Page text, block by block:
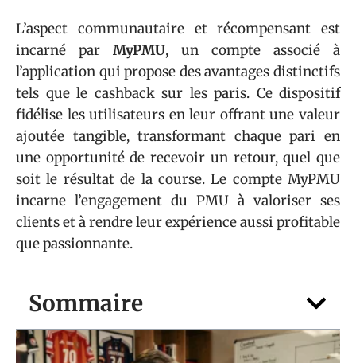
Sommaire
L’aspect communautaire et récompensant est
incarné par MyPMU, un compte associé à
l’application qui propose des avantages distinctifs
tels que le cashback sur les paris. Ce dispositif
fidélise les utilisateurs en leur offrant une valeur
ajoutée tangible, transformant chaque pari en
une opportunité de recevoir un retour, quel que
soit le résultat de la course. Le compte MyPMU
incarne l’engagement du PMU à valoriser ses
clients et à rendre leur expérience aussi profitable
que passionnante.